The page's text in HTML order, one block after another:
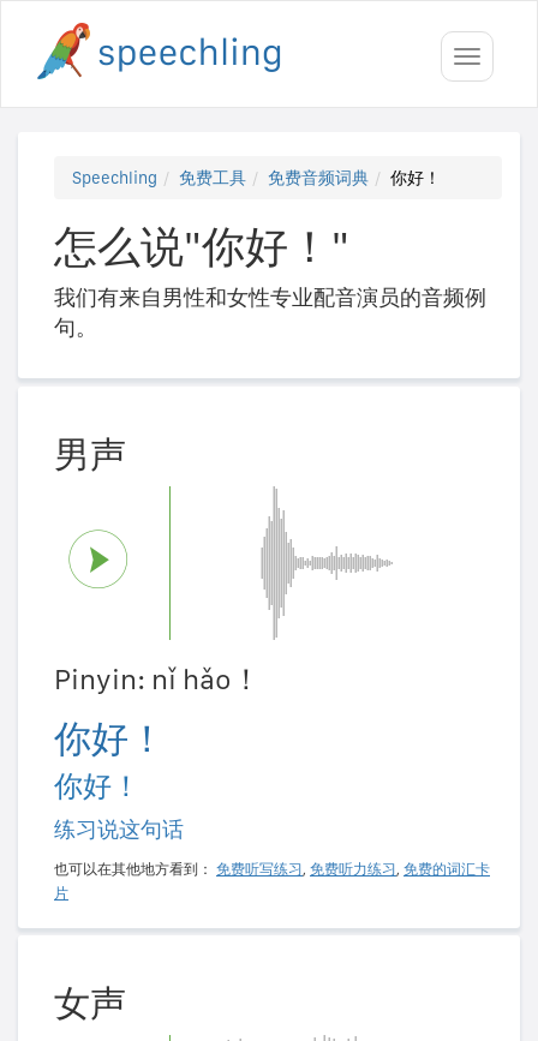
Toggle
Speechling 免费工具 免费音频词典 你好！
怎么说"你好！"
我们有来自男性和女性专业配音演员的音频例
句。
男声
Pinyin: nǐ hǎo！
你好！
你好！
练习说这句话
也可以在其他地方看到： 免费听写练习, 免费听力练习, 免费的词汇卡
片
女声